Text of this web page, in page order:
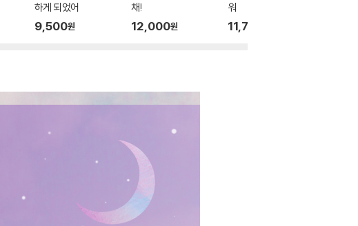
하게 되었어
9,500원
채!
12,000원
워
11,700